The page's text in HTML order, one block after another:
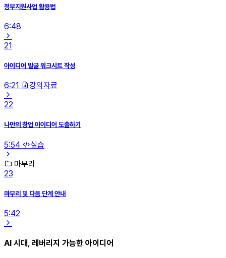
정부지원사업 활용법
6:48
21
아이디어 발굴 워크시트 작성
6:21
강의자료
22
나만의 창업 아이디어 도출하기
5:54
실습
마무리
23
마무리 및 다음 단계 안내
5:42
AI 시대, 레버리지 가능한 아이디어